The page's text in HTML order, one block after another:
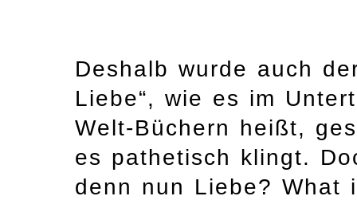
Deshalb wurde auch
Liebe“, wie es im
Welt-Büchern heißt,
es pathetisch klingt.
denn nun Liebe? What